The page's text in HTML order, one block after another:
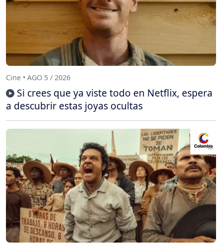
Cine • AGO 5 / 2026
Si crees que ya viste todo en Netflix, espera
a descubrir estas joyas ocultas